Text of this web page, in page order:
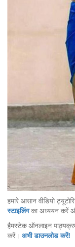
हमारे आसान वीडियो
स्टाइलिंगका अध्ययन करें
हैमस्टेक ऑनलाइन
करें। अभी डाउनलोड करें!